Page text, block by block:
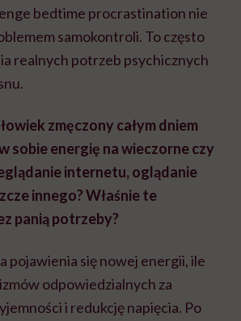
bedtime procrastination nie
samokontroli. To często
realnych potrzeb psychicznych
zmęczony całym dniem
sobie energię na wieczorne czy
internetu, oglądanie
innego? Właśnie te
panią potrzeby?
pojawienia się nowej energii, ile
odpowiedzialnych za
i redukcję napięcia. Po